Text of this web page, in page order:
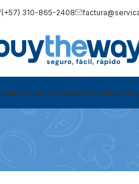
(+57) 310-865-2408
FrescaPanaderíaComida